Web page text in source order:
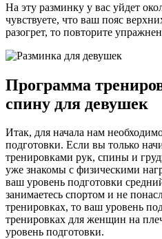
На эту разминку у вас уйдет
чувствуете, что ваш пояс
разогрет, то повторите
Программа
спину для девушек
Итак, для начала нам
подготовки. Если вы только
тренировками рук, спины и
уже знакомы с физическими
ваш уровень подготовки
занимаетесь спортом и не
тренировках, то ваш уровень
тренировках для женщин на
уровень подготовки.